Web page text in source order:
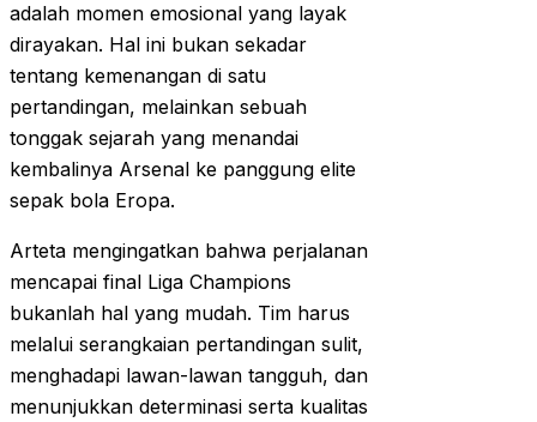
adalah momen emosional yang layak
dirayakan. Hal ini bukan sekadar
tentang kemenangan di satu
pertandingan, melainkan sebuah
tonggak sejarah yang menandai
kembalinya Arsenal ke panggung elite
sepak bola Eropa.
Arteta mengingatkan bahwa perjalanan
mencapai final Liga Champions
bukanlah hal yang mudah. Tim harus
melalui serangkaian pertandingan sulit,
menghadapi lawan-lawan tangguh, dan
menunjukkan determinasi serta kualitas